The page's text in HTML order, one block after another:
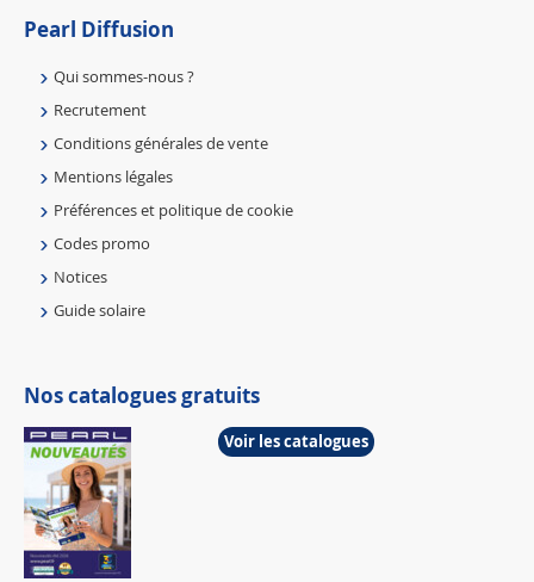
Pearl Diffusion
Qui sommes-nous ?
Recrutement
Conditions générales de vente
Mentions légales
Préférences et politique de cookie
Codes promo
Notices
Guide solaire
Nos catalogues gratuits
Voir les catalogues